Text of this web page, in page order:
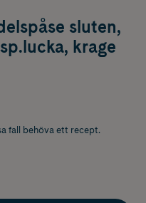
sluten,
krage
fall behöva ett recept.